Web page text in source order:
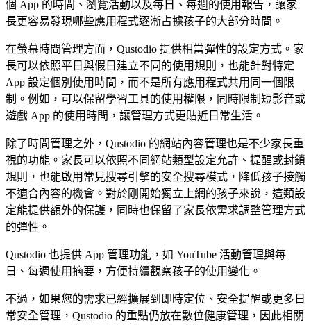
個 App 的時間、瀏覽活動以及每日、每週的使用報告，讓家
長更容易發現哪些應用程式逐漸占據孩子的大部分時間。
在螢幕時間管理方面，Qustodio 提供相當彈性的設定方式。家
長可以依照平日與假日建立不同的使用規則，也能針對特定
App 設定個別使用時間，而不是所有應用程式共用同一個限
制。例如，可以保留學習工具的使用權限，同時限制短影音或
遊戲 App 的使用時間，讓管理方式更貼近日常生活。
除了時間管理之外，Qustodio 的網站內容管理也是不少家長重
視的功能。家長可以依照不同網站類型設定允許、提醒或封鎖
規則，也能啟用常見搜尋引擎的安全搜尋模式，降低孩子接觸
不適合內容的機會。對於剛開始獨立上網的孩子來說，這類設
定能提供額外的保護，同時也保留了家長依需求調整管理方式
的彈性。
Qustodio 也提供 App 管理功能，如 YouTube 活動管理與每
日、每週使用摘要，方便持續觀察孩子的使用變化。
不過，如果您的需求已經擴展到即時定位、安全提醒或更多日
常安全管理，Qustodio 的重點仍放在數位健康管理，因此相關